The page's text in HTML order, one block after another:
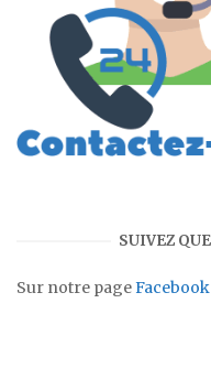
SUIVEZ
Sur notre pageFacebook